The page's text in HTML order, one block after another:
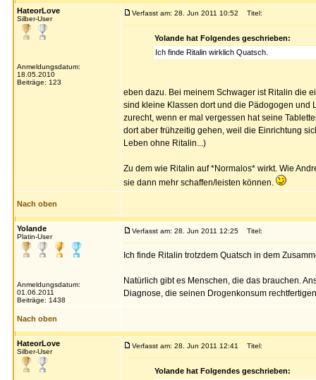
HateorLove
Silber-User
Anmeldungsdatum:
18.05.2010
Beiträge: 123
Verfasst am: 28. Jun 2011 10:52 Titel:
Yolande hat Folgendes geschrieben:
Ich finde Ritalin wirklich Quatsch.
eben dazu. Bei meinem Schwager ist Ritalin die
sind kleine Klassen dort und die Pädogogen und
zurecht, wenn er mal vergessen hat seine
dort aber frühzeitig gehen, weil die Einrichtung
Leben ohne Ritalin...)
Zu dem wie Ritalin auf *Normalos* wirkt. Wie
sie dann mehr schaffen/leisten können.
Nach oben
Yolande
Platin-User
Anmeldungsdatum:
01.06.2011
Beiträge: 1438
Verfasst am: 28. Jun 2011 12:25 Titel:
Ich finde Ritalin trotzdem Quatsch in dem
Natürlich gibt es Menschen, die das brauchen.
Diagnose, die seinen Drogenkonsum
Nach oben
HateorLove
Silber-User
Verfasst am: 28. Jun 2011 12:41 Titel:
Yolande hat Folgendes geschrieben: